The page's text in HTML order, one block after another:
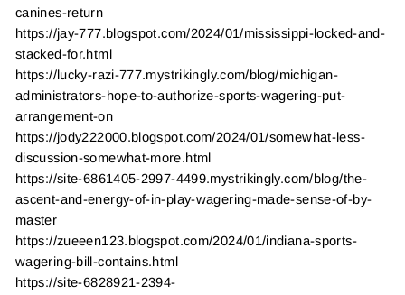
canines-return
https://jay-777.blogspot.com/2024/01/mississippi-locked-and-
stacked-for.html
https://lucky-razi-777.mystrikingly.com/blog/michigan-
administrators-hope-to-authorize-sports-wagering-put-
arrangement-on
https://jody222000.blogspot.com/2024/01/somewhat-less-
discussion-somewhat-more.html
https://site-6861405-2997-4499.mystrikingly.com/blog/the-
ascent-and-energy-of-in-play-wagering-made-sense-of-by-
master
https://zueeen123.blogspot.com/2024/01/indiana-sports-
wagering-bill-contains.html
https://site-6828921-2394-